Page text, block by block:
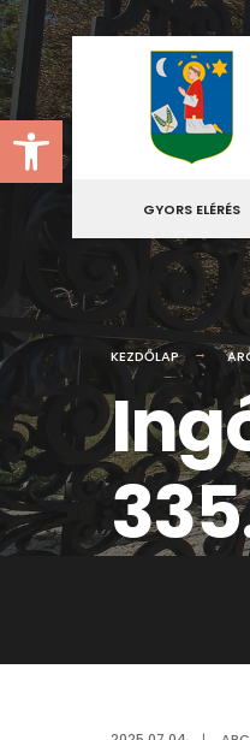
Eszköztár megnyitása
content
GYORS ELÉRÉS
KEZDŐLAP